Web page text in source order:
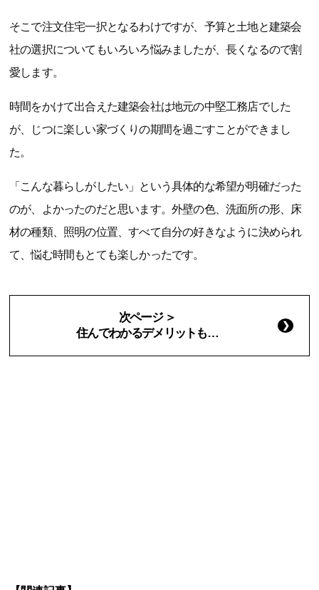
そこで注文住宅一択となるわけですが、予算と土地と建築会
社の選択についてもいろいろ悩みましたが、長くなるので割
愛します。
時間をかけて出合えた建築会社は地元の中堅工務店でした
が、じつに楽しい家づくりの期間を過ごすことができまし
た。
「こんな暮らしがしたい」という具体的な希望が明確だった
のが、よかったのだと思います。外壁の色、洗面所の形、床
材の種類、照明の位置、すべて自分の好きなように決められ
て、悩む時間もとても楽しかったです。
次ページ ＞
住んでわかるデメリットも…